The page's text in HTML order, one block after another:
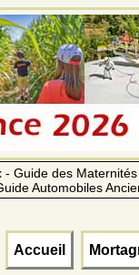
Guide des
Automobiles
Accueil